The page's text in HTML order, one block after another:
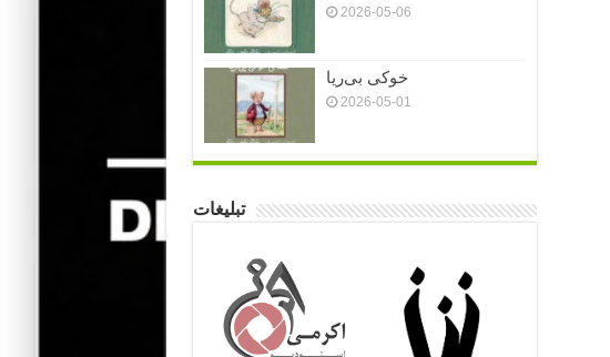
2026-05-06
خوکی بی‌ریا
2026-05-01
تبلیغات